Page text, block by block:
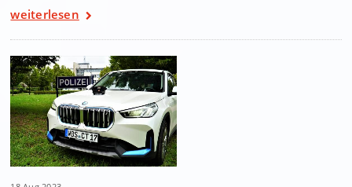
weiterlesen